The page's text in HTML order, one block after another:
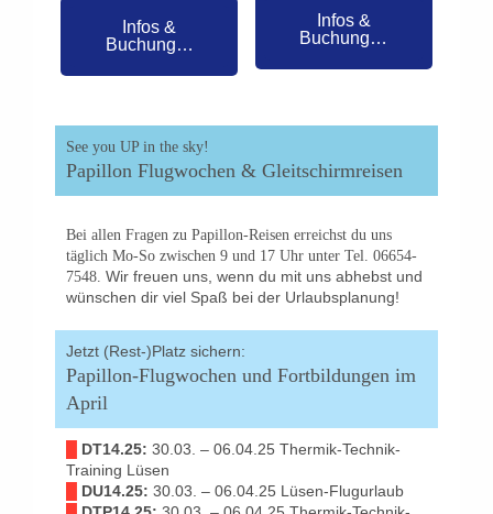
Infos &
Buchung…
Infos &
Buchung…
See you UP in the sky!
Papillon Flugwochen & Gleitschirmreisen
Bei allen Fragen zu Papillon-Reisen erreichst du uns
täglich Mo-So zwischen 9 und 17 Uhr unter Tel. 06654-
7548. Wir freuen uns, wenn du mit uns abhebst und
wünschen dir viel Spaß bei der Urlaubsplanung!
Jetzt (Rest-)Platz sichern:
Papillon-Flugwochen und Fortbildungen im
April
DT14.25: 30.03. – 06.04.25 Thermik-Technik-
Training Lüsen
DU14.25: 30.03. – 06.04.25 Lüsen-Flugurlaub